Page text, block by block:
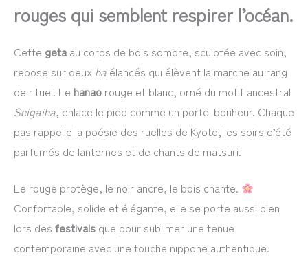
rouges qui semblent respirer l’océan.
Cette getaau corps de bois sombre, sculptée avec soin,
repose sur deux ha élancés qui élèvent la marche au rang
de rituel. Le hanao rouge et blanc, orné du motif ancestral
Seigaiha, enlace le pied comme un porte-bonheur. Chaque
pas rappelle la poésie des ruelles de Kyoto, les soirs d’été
parfumés de lanternes et de chants de matsuri.
Le rouge protège, le noir ancre, le bois chante.
Confortable, solide et élégante, elle se porte aussi bien
lors des festivals que pour sublimer une tenue
contemporaine avec une touche nippone authentique.